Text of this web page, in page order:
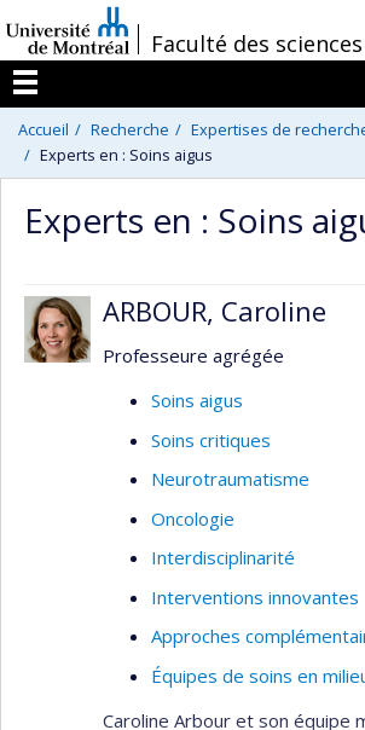
au
contenu
/Faculté des
Menu
Accueil Recherche
Expertises de
Experts en : Soins aigus
Experts en : Soins
ARBOUR, Caroline
Professeure agrégée
Soins aigus
Soins critiques
Neurotraumatisme
Oncologie
Interdisciplinarité
Interventions innovantes
Approches
Équipes de soins en
Caroline Arbour et son équipe